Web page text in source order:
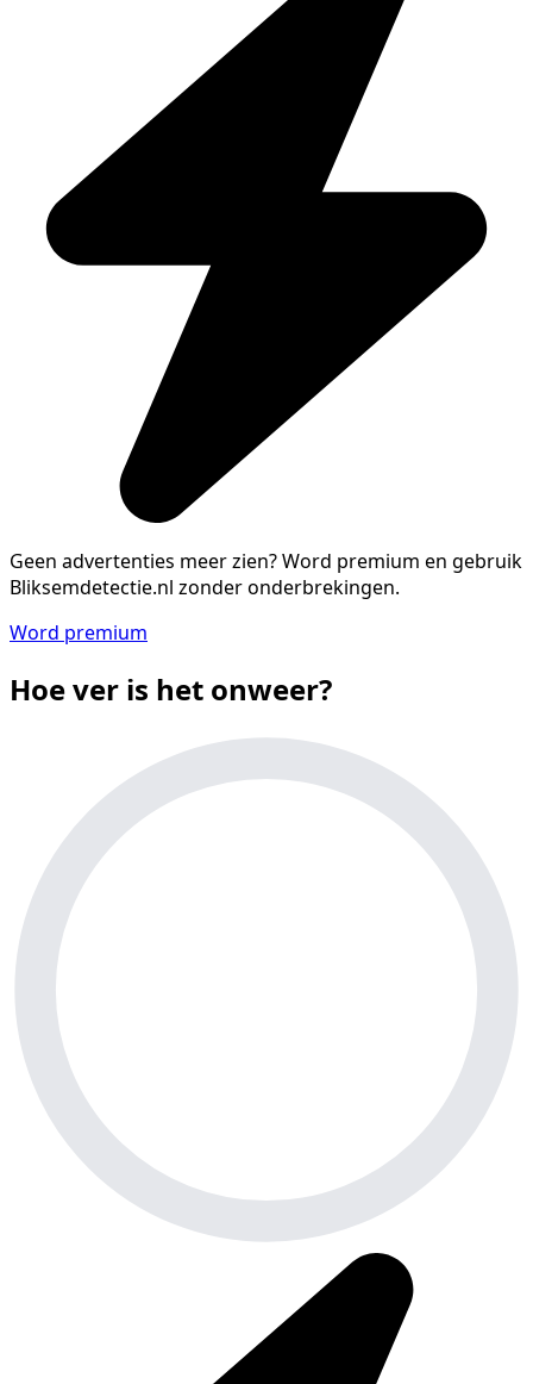
Geen advertenties meer zien?Word premium en gebruik
Bliksemdetectie.nl zonder onderbrekingen.
Word premium
Hoe ver is het onweer?